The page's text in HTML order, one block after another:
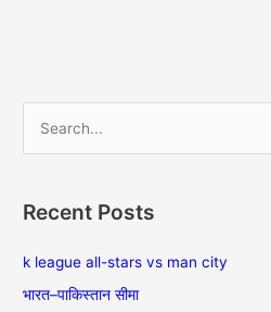
rRecent Posts
k league all-stars vs man city
भारत–पाकिस्तान सीमा